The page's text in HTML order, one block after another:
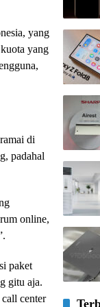
yang
yang
di
padahal
online,
paket
gitu aja.
center